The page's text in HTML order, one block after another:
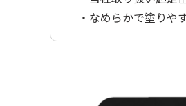
・なめらかで塗りや